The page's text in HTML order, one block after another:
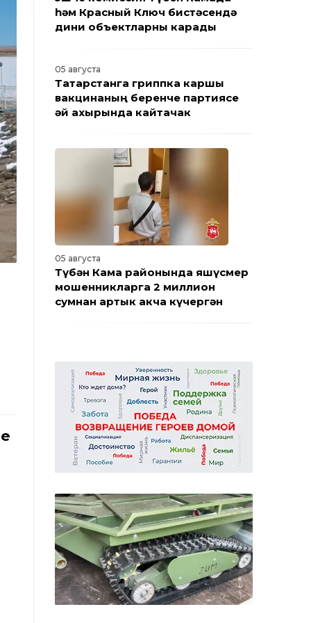
һәм Красный Ключ бистәсендә
дини объектларны карады
05 августа
Татарстанга гриппка каршы
вакцинаның беренче партиясе
җәй ахырында кайтачак
05 августа
Түбән Кама районында яшүсмер
мошенникларга 2 миллион
сумнан артык акча күчергән
онытма: Кама елгасында 79
хокук бозу очрагы теркәлгән
05 августа
Түбән Кама районында яшәүче
102 яшьлек ветеран: «Мәчеткә
килгәч, күңелем сөенде»
04 августа
Түбән Кама мөхтәсибәте
яшьләре тарихи сәфәрдән
кайттылар